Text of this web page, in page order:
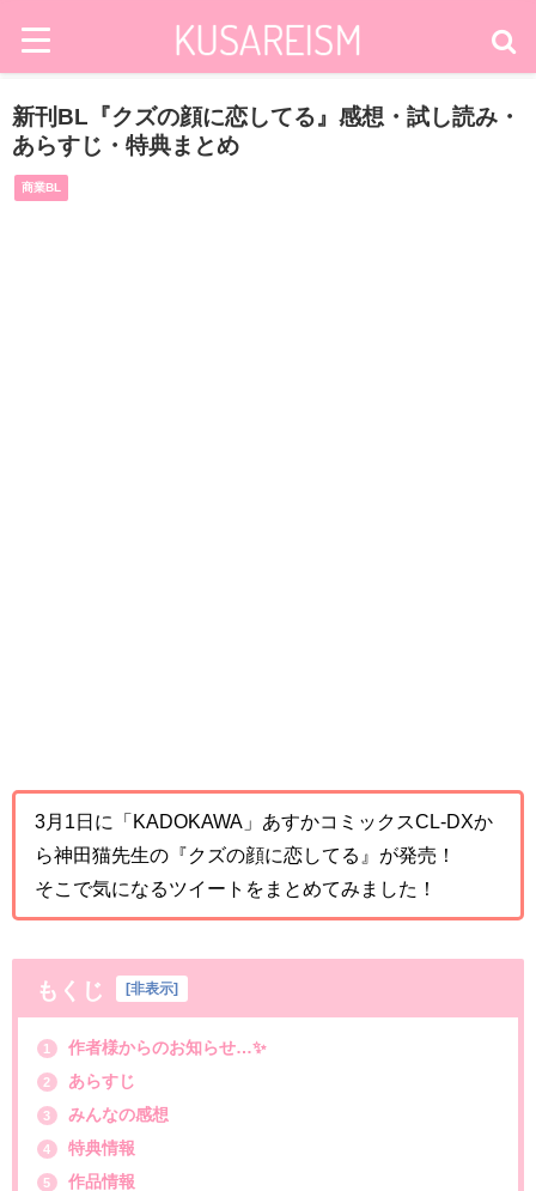
新刊BL『クズの顔に恋してる』感想・試し読み・
あらすじ・特典まとめ
商業BL
3月1日に「KADOKAWA」あすかコミックスCL-DXか
ら神田猫先生の『クズの顔に恋してる』が発売！
そこで気になるツイートをまとめてみました！
もくじ [非表示]
1 作者様からのお知らせ…✨
2 あらすじ
3 みんなの感想
4 特典情報
5 作品情報